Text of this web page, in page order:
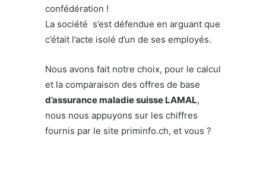
confédération !
La société s’est défendue en arguant que
c’était l’acte isolé d’un de ses employés.
Nous avons fait notre choix, pour le calcul
et la comparaison des offres de base
d’assurance maladie suisse LAMAL,
nous nous appuyons sur les chiffres
fournis par le site priminfo.ch, et vous ?